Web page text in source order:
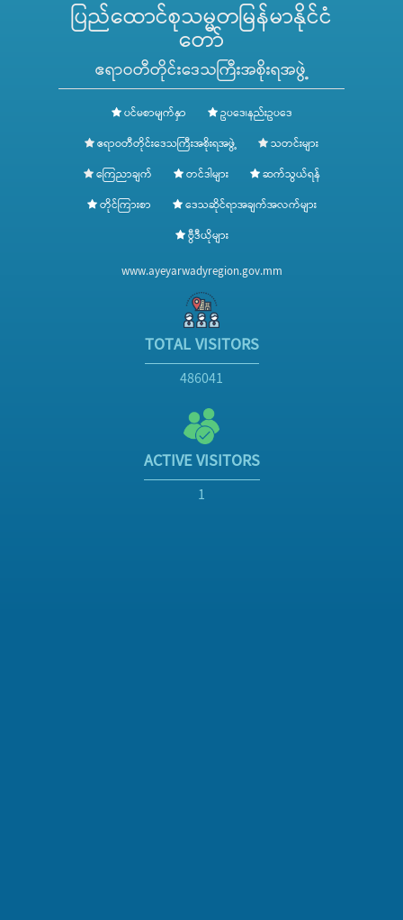
ပြည်ထောင်စုသမ္မတမြန်မာနိုင်ငံ
တော်
ဧရာဝတီတိုင်းဒေသကြီးအစိုးရအဖွဲ့
ပင်မစာမျက်နှာ
ဥပဒေ၊နည်းဥပဒေ
ဧရာဝတီတိုင်းဒေသကြီးအစိုးရအဖွဲ့
သတင်းများ
ကြေညာချက်
တင်ဒါများ
ဆက်သွယ်ရန်
တိုင်ကြားစာ
ဒေသဆိုင်ရာအချက်အလက်များ
ဗွီဒီယိုများ
www.ayeyarwadyregion.gov.mm
TOTAL VISITORS
486041
ACTIVE VISITORS
1